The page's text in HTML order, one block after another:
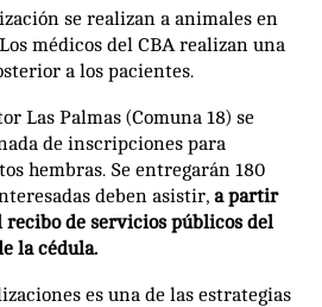
se realizan a animales en
médicos del CBA realizan una
a los pacientes.
Las Palmas (Comuna 18) se
de inscripciones para
hembras. Se entregarán 180
deben asistir, a partir
recibo de servicios públicos del
la cédula.
es una de las estrategias